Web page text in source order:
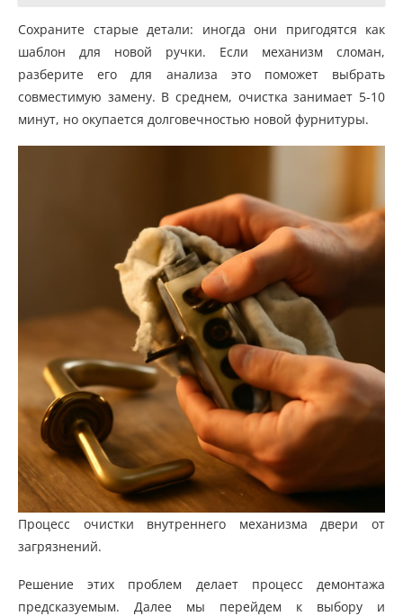
Сохраните старые детали: иногда они пригодятся как
шаблон для новой ручки. Если механизм сломан,
разберите его для анализа это поможет выбрать
совместимую замену. В среднем, очистка занимает 5-10
минут, но окупается долговечностью новой фурнитуры.
Процесс очистки внутреннего механизма двери от
загрязнений.
Решение этих проблем делает процесс демонтажа
предсказуемым. Далее мы перейдем к выбору и